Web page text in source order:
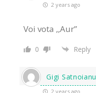
2 years ago
Voi vota ,,Aur”
0 Reply
Gigi Satnoianu
2 years ago